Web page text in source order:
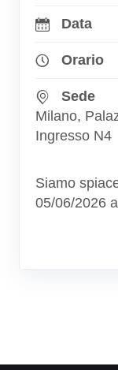
Data
Orario
Sede
Milano,
Ingresso N4
Siamo
05/06/2026